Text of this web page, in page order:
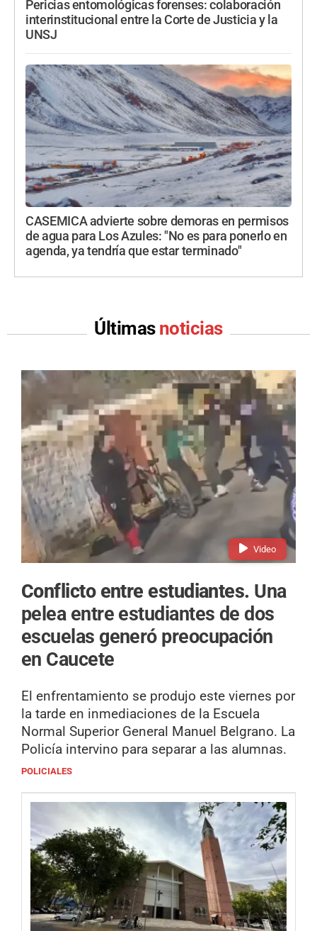
Pericias entomológicas forenses: colaboración
interinstitucional entre la Corte de Justicia y la
UNSJ
CASEMICA advierte sobre demoras en permisos
de agua para Los Azules: "No es para ponerlo en
agenda, ya tendría que estar terminado"
Últimas noticias
Video
Conflicto entre estudiantes. Una
pelea entre estudiantes de dos
escuelas generó preocupación
en Caucete
El enfrentamiento se produjo este viernes por
la tarde en inmediaciones de la Escuela
Normal Superior General Manuel Belgrano. La
Policía intervino para separar a las alumnas.
POLICIALES